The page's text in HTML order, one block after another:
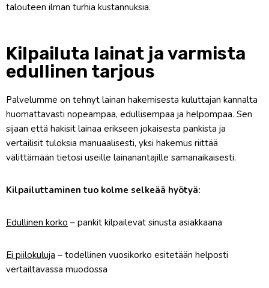
talouteen ilman turhia kustannuksia.
Kilpailuta lainat ja varmista
edullinen tarjous
Palvelumme on tehnyt lainan hakemisesta kuluttajan kannalta
huomattavasti nopeampaa, edullisempaa ja helpompaa. Sen
sijaan että hakisit lainaa erikseen jokaisesta pankista ja
vertailisit tuloksia manuaalisesti, yksi hakemus riittää
välittämään tietosi useille lainanantajille samanaikaisesti.
Kilpailuttaminen tuo kolme selkeää hyötyä:
Edullinen korko – pankit kilpailevat sinusta asiakkaana
Ei piilokuluja – todellinen vuosikorko esitetään helposti
vertailtavassa muodossa